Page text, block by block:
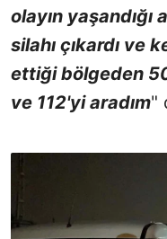
olayın
silahı çıkardı ve
ettiği bölgeden 50
ve 112'yi aradım"